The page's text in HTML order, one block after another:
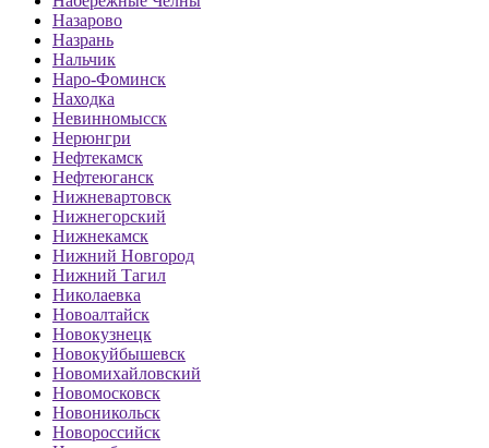
Назарово
Назрань
Нальчик
Наро-Фоминск
Находка
Невинномысск
Нерюнгри
Нефтекамск
Нефтеюганск
Нижневартовск
Нижнегорский
Нижнекамск
Нижний Новгород
Нижний Тагил
Николаевка
Новоалтайск
Новокузнецк
Новокуйбышевск
Новомихайловский
Новомосковск
Новоникольск
Новороссийск